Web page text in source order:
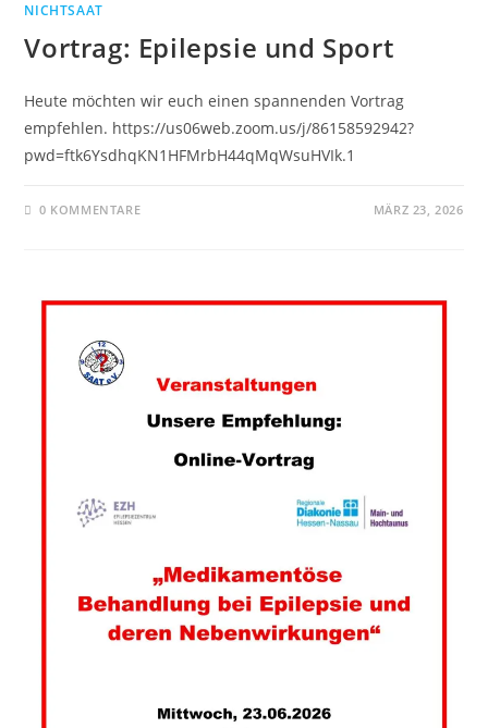
NICHTSAAT
Vortrag: Epilepsie und Sport
Heute möchten wir euch einen spannenden Vortrag
empfehlen. https://us06web.zoom.us/j/86158592942?
pwd=ftk6YsdhqKN1HFMrbH44qMqWsuHVIk.1
0 KOMMENTARE MÄRZ 23, 2026